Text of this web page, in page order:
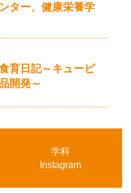
ター、健康栄養学
育日記～キューピ
開発～
学科
Instagram